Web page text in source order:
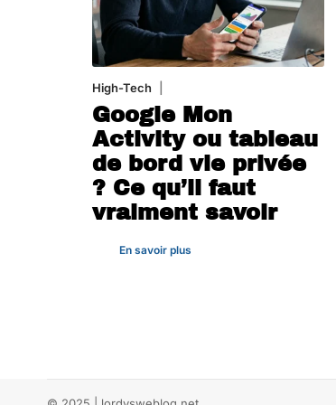
High-Tech
Google Mon
Activity ou tableau
de bord vie privée
? Ce qu’il faut
vraiment savoir
En savoir plus